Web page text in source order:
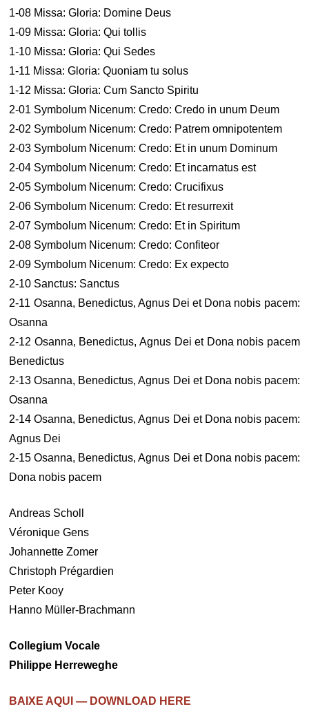
1-08 Missa: Gloria: Domine Deus
1-09 Missa: Gloria: Qui tollis
1-10 Missa: Gloria: Qui Sedes
1-11 Missa: Gloria: Quoniam tu solus
1-12 Missa: Gloria: Cum Sancto Spiritu
2-01 Symbolum Nicenum: Credo: Credo in unum Deum
2-02 Symbolum Nicenum: Credo: Patrem omnipotentem
2-03 Symbolum Nicenum: Credo: Et in unum Dominum
2-04 Symbolum Nicenum: Credo: Et incarnatus est
2-05 Symbolum Nicenum: Credo: Crucifixus
2-06 Symbolum Nicenum: Credo: Et resurrexit
2-07 Symbolum Nicenum: Credo: Et in Spiritum
2-08 Symbolum Nicenum: Credo: Confiteor
2-09 Symbolum Nicenum: Credo: Ex expecto
2-10 Sanctus: Sanctus
2-11 Osanna, Benedictus, Agnus Dei et Dona nobis pacem:
Osanna
2-12 Osanna, Benedictus, Agnus Dei et Dona nobis pacem
Benedictus
2-13 Osanna, Benedictus, Agnus Dei et Dona nobis pacem:
Osanna
2-14 Osanna, Benedictus, Agnus Dei et Dona nobis pacem:
Agnus Dei
2-15 Osanna, Benedictus, Agnus Dei et Dona nobis pacem:
Dona nobis pacem
Andreas Scholl
Véronique Gens
Johannette Zomer
Christoph Prégardien
Peter Kooy
Hanno Müller-Brachmann
Collegium Vocale
Philippe Herreweghe
BAIXE AQUI — DOWNLOAD HERE